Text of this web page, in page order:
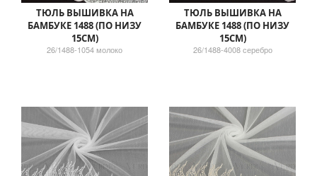
ТЮЛЬ ВЫШИВКА НА
БАМБУКЕ 1488 (ПО НИЗУ
15СМ)
26/1488-1054 молоко
ТЮЛЬ ВЫШИВКА НА
БАМБУКЕ 1488 (ПО НИЗУ
15СМ)
26/1488-4008 серебро